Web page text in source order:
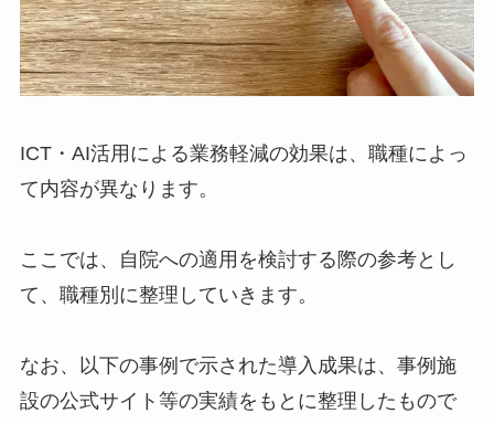
ICT・AI活用による業務軽減の効果は、職種によっ
て内容が異なります。
ここでは、自院への適用を検討する際の参考とし
て、職種別に整理していきます。
なお、以下の事例で示された導入成果は、事例施
設の公式サイト等の実績をもとに整理したもので